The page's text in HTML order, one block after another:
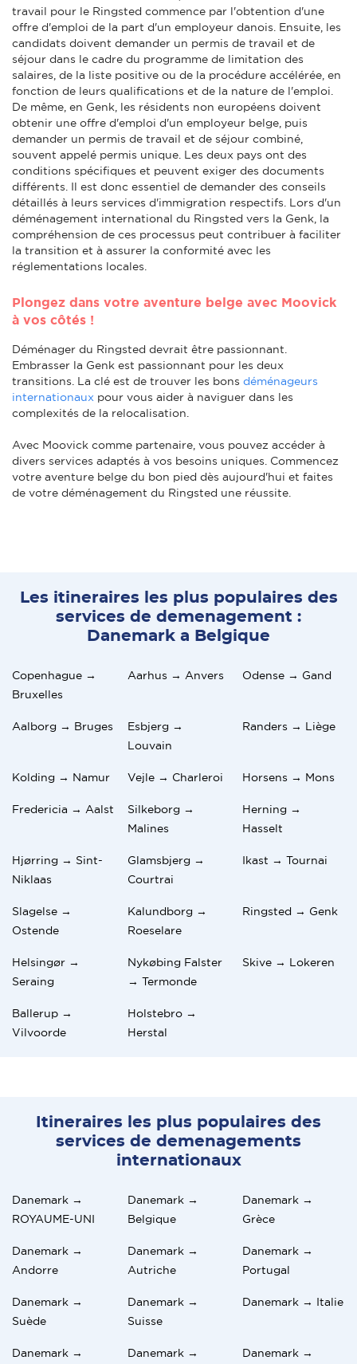
travail pour le Ringsted commence par l'obtention d'une
offre d'emploi de la part d'un employeur danois. Ensuite, les
candidats doivent demander un permis de travail et de
séjour dans le cadre du programme de limitation des
salaires, de la liste positive ou de la procédure accélérée, en
fonction de leurs qualifications et de la nature de l'emploi.
De même, en Genk, les résidents non européens doivent
obtenir une offre d'emploi d'un employeur belge, puis
demander un permis de travail et de séjour combiné,
souvent appelé permis unique. Les deux pays ont des
conditions spécifiques et peuvent exiger des documents
différents. Il est donc essentiel de demander des conseils
détaillés à leurs services d'immigration respectifs. Lors d'un
déménagement international du Ringsted vers la Genk, la
compréhension de ces processus peut contribuer à faciliter
la transition et à assurer la conformité avec les
réglementations locales.
Plongez dans votre aventure belge avec Moovick
à vos côtés !
Déménager du Ringsted devrait être passionnant.
Embrasser la Genk est passionnant pour les deux
transitions. La clé est de trouver les bons déménageurs
internationaux pour vous aider à naviguer dans les
complexités de la relocalisation.
Avec Moovick comme partenaire, vous pouvez accéder à
divers services adaptés à vos besoins uniques. Commencez
votre aventure belge du bon pied dès aujourd'hui et faites
de votre déménagement du Ringsted une réussite.
Les itineraires les plus populaires des
services de demenagement :
Danemark a Belgique
Copenhague →
Bruxelles
Aarhus → Anvers Odense → Gand
Aalborg → Bruges
Esbjerg →
Louvain
Randers → Liège
Kolding → Namur Vejle → Charleroi Horsens → Mons
Fredericia → Aalst
Silkeborg →
Malines
Herning →
Hasselt
Hjørring → Sint-
Niklaas
Glamsbjerg →
Courtrai
Ikast → Tournai
Slagelse →
Ostende
Kalundborg →
Roeselare
Ringsted → Genk
Helsingør →
Seraing
Nykøbing Falster
→ Termonde
Skive → Lokeren
Ballerup →
Vilvoorde
Holstebro →
Herstal
Itineraires les plus populaires des
services de demenagements
internationaux
Danemark →
ROYAUME-UNI
Danemark →
Belgique
Danemark →
Grèce
Danemark →
Andorre
Danemark →
Autriche
Danemark →
Portugal
Danemark →
Suède
Danemark →
Suisse
Danemark → Italie
Danemark →
Danemark →
Danemark →